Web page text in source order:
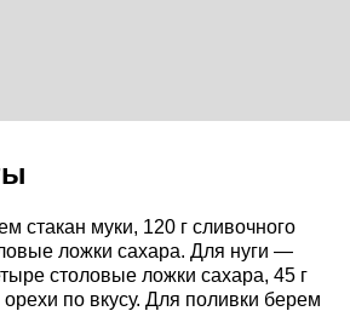
стакан муки, 120 г сливочного
ложки сахара. Для нуги —
столовые ложки сахара, 45 г
по вкусу. Для поливки берем